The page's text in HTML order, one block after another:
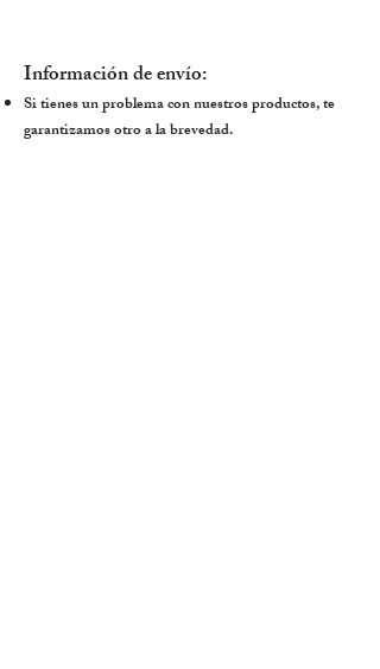
Información de envío:
Si tienes un problema con nuestros productos, te
garantizamos otro a la brevedad.